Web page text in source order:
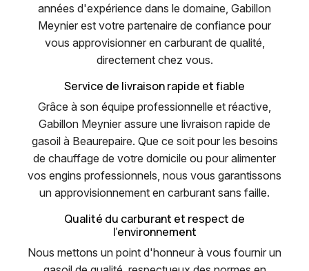
années d'expérience dans le domaine, Gabillon
Meynier est votre partenaire de confiance pour
vous approvisionner en carburant de qualité,
directement chez vous.
Service de livraison rapide et fiable
Grâce à son équipe professionnelle et réactive,
Gabillon Meynier assure une livraison rapide de
gasoil à Beaurepaire. Que ce soit pour les besoins
de chauffage de votre domicile ou pour alimenter
vos engins professionnels, nous vous garantissons
un approvisionnement en carburant sans faille.
Qualité du carburant et respect de
l'environnement
Nous mettons un point d'honneur à vous fournir un